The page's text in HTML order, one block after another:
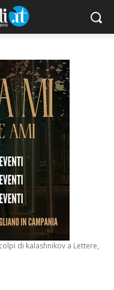
di kalashnikov a Lettere,